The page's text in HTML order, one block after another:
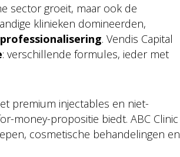
sector groeit, maar ook de
klinieken domineerden,
. Vendis Capital
: verschillende formules, ieder met
premium injectables en niet-
money-propositie biedt. ABC Clinic
cosmetische behandelingen en